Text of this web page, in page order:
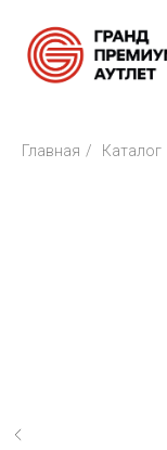
Главная / Каталог